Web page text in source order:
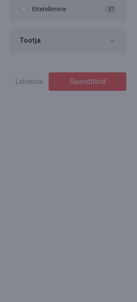
Ettetellimine 37
Tootja
Lähtesta Sisendfiltrid